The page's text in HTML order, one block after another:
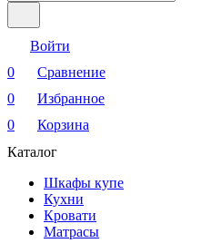
Войти
0
Сравнение
0
Избранное
0
Корзина
Каталог
Шкафы купе
Кухни
Кровати
Матрасы